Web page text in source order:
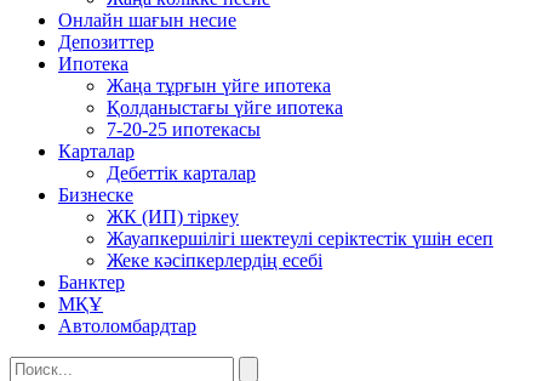
Онлайн шағын несие
Депозиттер
Ипотека
Жаңа тұрғын үйге ипотека
Қолданыстағы үйге ипотека
7-20-25 ипотекасы
Карталар
Дебеттік карталар
Бизнеске
ЖК (ИП) тіркеу
Жауапкершілігі шектеулі серіктестік үшін есеп
Жеке кәсіпкерлердің есебі
Банктер
МҚҰ
Автоломбардтар